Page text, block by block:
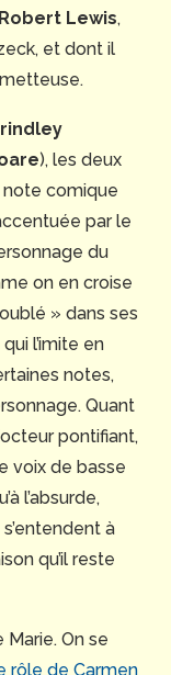
Robert Lewis,
et dont il
), les deux
comique
par le
du
on en croise
» dans ses
l’imite en
notes,
Quant
pontifiant,
voix de basse
l’absurde,
à
qu’il reste
Marie. On se
rôle de Carmen